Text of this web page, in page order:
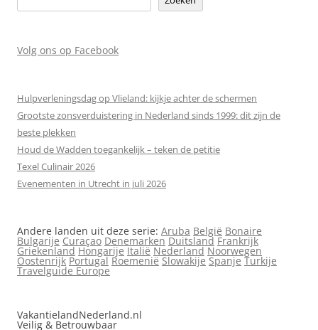
Volg ons op Facebook
Hulpverleningsdag op Vlieland: kijkje achter de schermen
Grootste zonsverduistering in Nederland sinds 1999: dit zijn de
beste plekken
Houd de Wadden toegankelijk – teken de petitie
Texel Culinair 2026
Evenementen in Utrecht in juli 2026
Andere landen uit deze serie: Aruba België Bonaire
Bulgarije Curaçao Denemarken Duitsland Frankrijk
Griekenland Hongarije Italië Nederland Noorwegen
Oostenrijk Portugal Roemenië Slowakije Spanje Turkije
Travelguide Europe
VakantielandNederland.nl
Veilig & Betrouwbaar